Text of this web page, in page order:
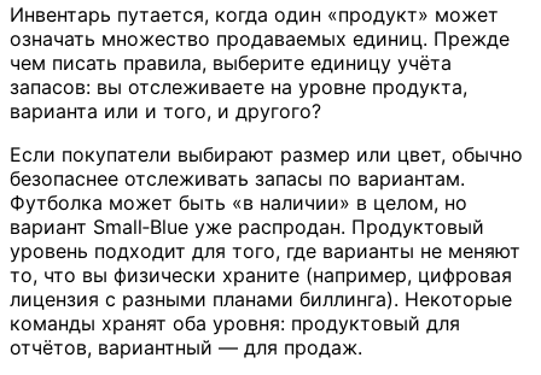
Инвентарь путается, когда один «продукт» может
означать множество продаваемых единиц. Прежде
чем писать правила, выберите единицу учёта
запасов: вы отслеживаете на уровне продукта,
варианта или и того, и другого?
Если покупатели выбирают размер или цвет, обычно
безопаснее отслеживать запасы по вариантам.
Футболка может быть «в наличии» в целом, но
вариант Small‑Blue уже распродан. Продуктовый
уровень подходит для того, где варианты не меняют
то, что вы физически храните (например, цифровая
лицензия с разными планами биллинга). Некоторые
команды хранят оба уровня: продуктовый для
отчётов, вариантный — для продаж.